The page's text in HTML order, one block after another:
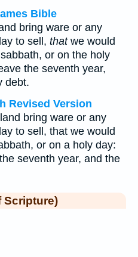
Bible
bring ware or any
to sell, thatwe would
or on the holy
the seventh year,
debt.
Revised Version
bring ware or any
to sell, that we would
or on a holy day:
seventh year, and the
Scripture)